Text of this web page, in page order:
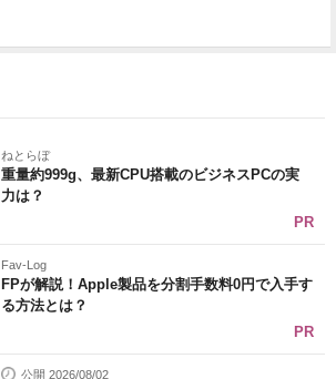
ねとらぼ
重量約999g、最新CPU搭載のビジネスPCの実
力は？
PR
Fav-Log
FPが解説！Apple製品を分割手数料0円で入手す
る方法とは？
PR
公開 2026/08/02